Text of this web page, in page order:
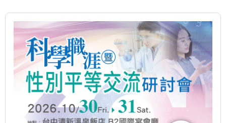
12:00~12:20 綜合討論 12:20~14:00 午餐
時間 14:00~ 賦歸 注意事項： 本次研討會
演講使用語言為「 中文 」The official
language of the conference is Mandarin.
因飯店房型數量有限，主辦單位保有最終
調整房型之權利 主辦單位保有最終審核之
權利，審核通過者將收到主辦單位寄發之
行前通知* 您所提供的個人資料，將僅用